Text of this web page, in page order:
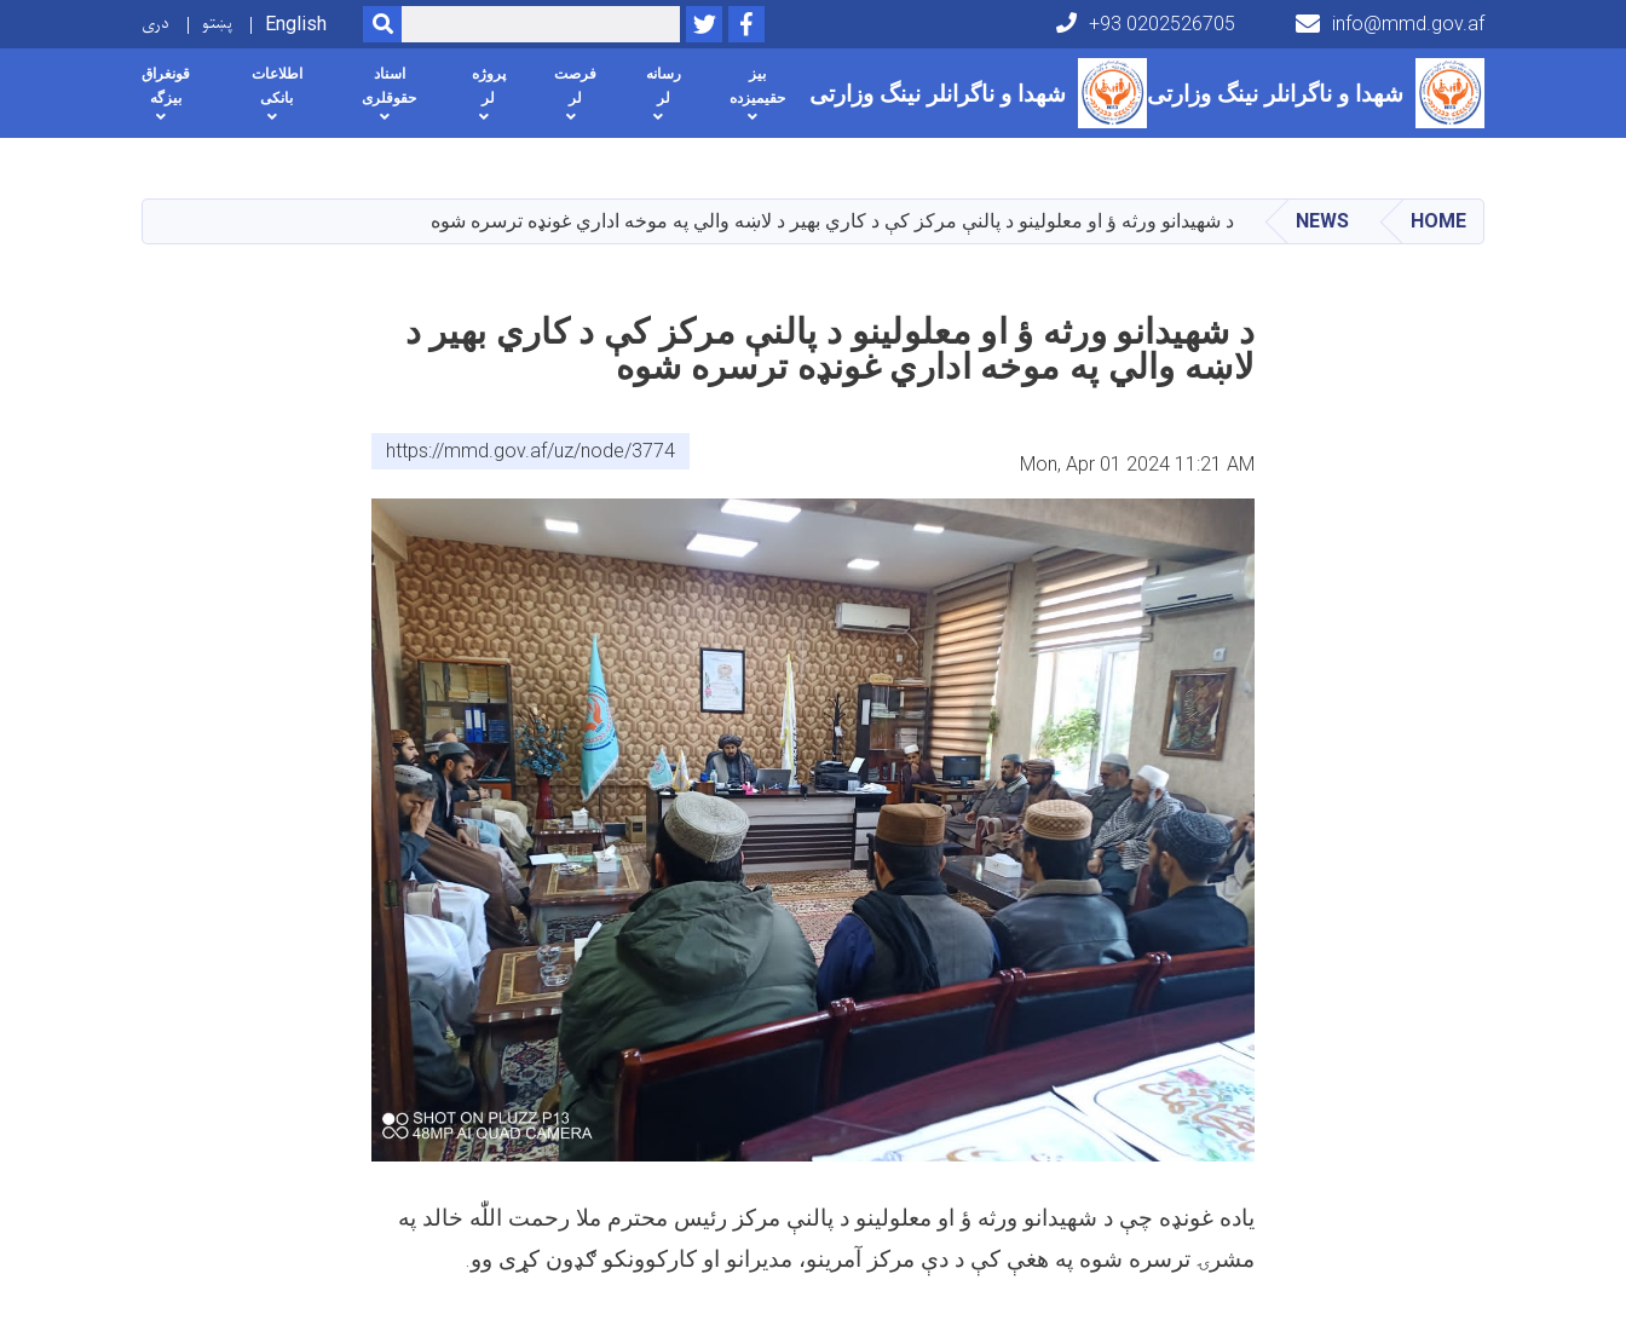
main
content
info@mmd.gov.af
+93 0202526705
Facebook
Twitter
Search
SEARCH
English پښتو دری
شهدا و ناگرانلر نینگ وزارتی
Main navigation
شهدا و ناگرانلر نینگ وزارتی
بیز
حقیمیزده
رسانه
لر
فرصت
لر
پروژه
لر
اسناد
حقوقلری
اطلاعات
بانکی
قونغراق
بیزگه
HOME
NEWS د شهيدانو ورثه ؤ او معلولينو د پالنې مرکز کې د کاري بهیر د لاښه والي په موخه اداري غونډه ترسره شوه
د شهيدانو ورثه ؤ او معلولينو د پالنې مرکز کې د کاري بهیر د
لاښه والي په موخه اداري غونډه ترسره شوه
Mon, Apr 01 2024 11:21 AM
https://mmd.gov.af/uz/node/3774
یاده غونډه چې د شهيدانو ورثه ؤ او معلولينو د پالنې مرکز رئيس محترم ملا رحمت اللّٰه خالد په
مشرۍ ترسره شوه په هغې کې د دې مرکز آمرينو، مديرانو او کارکوونکو ګډون کړی وو